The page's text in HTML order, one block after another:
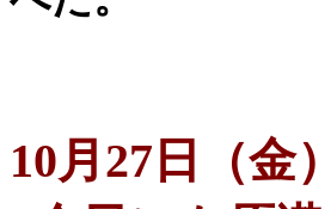
10月 27 日 （金）